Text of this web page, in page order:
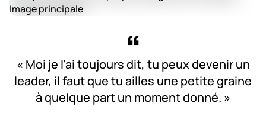
« Moi je l'ai toujours dit, tu peux devenir un
leader, il faut que tu ailles une petite graine
à quelque part un moment donné. »